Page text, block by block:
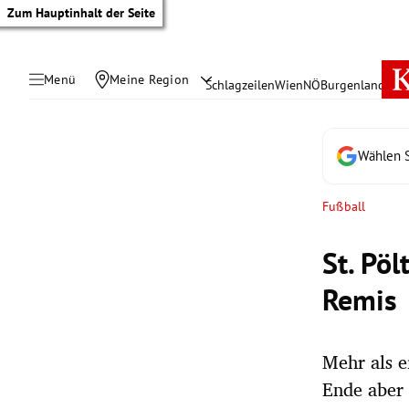
Zum Hauptinhalt der Seite
Menü Meine Region SchlagzeilenWienNÖBurgenland
Wählen
Fußball
St.
Remis
Mehr als
Ende